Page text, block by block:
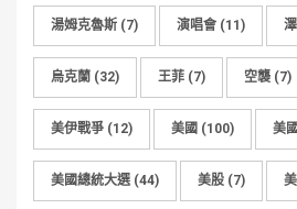
湯姆克魯斯 (7) 演唱會 (11)
烏克蘭 (32) 王菲 (7) 空襲 (7)
美伊戰爭 (12) 美國 (100) 美
美國總統大選(44) 美股 (7)